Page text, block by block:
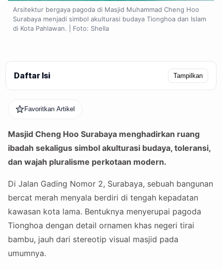
Arsitektur bergaya pagoda di Masjid Muhammad Cheng Hoo
Surabaya menjadi simbol akulturasi budaya Tionghoa dan Islam
di Kota Pahlawan. | Foto: Shella
Daftar Isi Tampilkan
Favoritkan Artikel
Masjid Cheng Hoo Surabaya menghadirkan ruang
ibadah sekaligus simbol akulturasi budaya, toleransi,
dan wajah pluralisme perkotaan modern.
Di Jalan Gading Nomor 2, Surabaya, sebuah bangunan
bercat merah menyala berdiri di tengah kepadatan
kawasan kota lama. Bentuknya menyerupai pagoda
Tionghoa dengan detail ornamen khas negeri tirai
bambu, jauh dari stereotip visual masjid pada
umumnya.